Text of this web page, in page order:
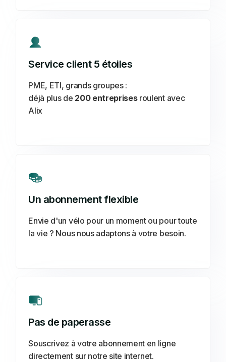
Service client 5 étoiles
PME, ETI, grands groupes :
déjà plus de 200 entreprisesroulent avec
Alix
Un abonnement flexible
Envie d'un vélo pour un moment ou pour toute
la vie ? Nous nous adaptons à votre besoin.
Pas de paperasse
Souscrivez à votre abonnement en ligne
directement sur notre site internet.